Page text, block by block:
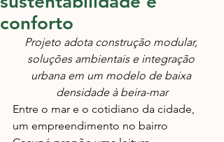
conforto
Projeto adota construção modular,
soluções ambientais e integração
urbana em um modelo de baixa
densidade à beira-mar
Entre o mar e o cotidiano da cidade,
um empreendimento no bairro